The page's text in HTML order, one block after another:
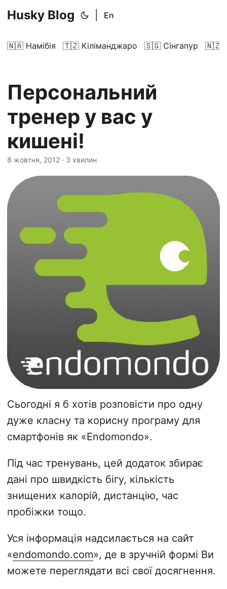
Husky Blog En
🇳🇦 Намібія 🇹🇿 Кіліманджаро 🇸🇬 Сінгапур 🇳🇿
Персональний
тренер у вас у
кишені!
8 жовтня, 2012 · 3 хвилин
Сьогодні я б хотів розповісти про одну
дуже класну та корисну програму для
смартфонів як «Endomondo».
Під час тренувань, цей додаток збирає
дані про швидкість бігу, кількість
знищених калорій, дистанцію, час
пробіжки тощо.
Уся інформація надсилається на сайт
«endomondo.com», де в зручній формі Ви
можете переглядати всі свої досягнення.